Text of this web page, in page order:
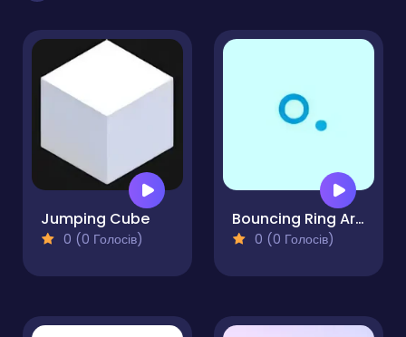
Jumping Cube
0 (0 Голосів)
Bouncing Ring Arcade
0 (0 Голосів)